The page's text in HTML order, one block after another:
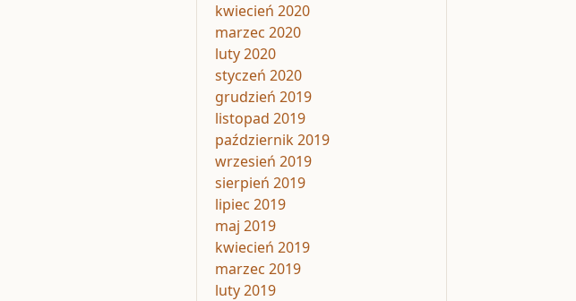
kwiecień 2020
marzec 2020
luty 2020
styczeń 2020
grudzień 2019
listopad 2019
październik 2019
wrzesień 2019
sierpień 2019
lipiec 2019
maj 2019
kwiecień 2019
marzec 2019
luty 2019